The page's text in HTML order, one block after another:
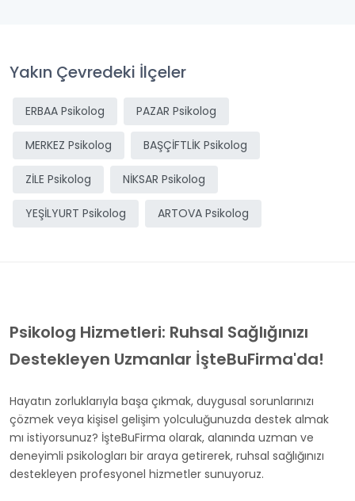
Yakın Çevredeki İlçeler
ERBAA Psikolog PAZAR Psikolog
MERKEZ Psikolog BAŞÇİFTLİK Psikolog
ZİLE Psikolog NİKSAR Psikolog
YEŞİLYURT Psikolog ARTOVA Psikolog
Psikolog Hizmetleri: Ruhsal Sağlığınızı
Destekleyen Uzmanlar İşteBuFirma'da!
Hayatın zorluklarıyla başa çıkmak, duygusal sorunlarınızı
çözmek veya kişisel gelişim yolculuğunuzda destek almak
mı istiyorsunuz? İşteBuFirma olarak, alanında uzman ve
deneyimli psikologları bir araya getirerek, ruhsal sağlığınızı
destekleyen profesyonel hizmetler sunuyoruz.